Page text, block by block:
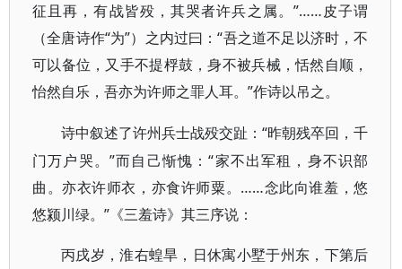
征且再，有战皆殁，其哭者许兵之属。”……皮子谓
（全唐诗作“为”）之内过曰：“吾之道不足以济时，不
可以备位，又手不提桴鼓，身不被兵械，恬然自顺，
怡然自乐，吾亦为许师之罪人耳。”作诗以吊之。
诗中叙述了许州兵士战殁交趾：“昨朝残卒回，千
门万户哭。”而自己惭愧：“家不出军租，身不识部
曲。亦衣许师衣，亦食许师粟。……念此向谁羞，悠
悠颍川绿。”《三羞诗》其三序说：
丙戌岁，淮右蝗旱，日休寓小墅于州东，下第后